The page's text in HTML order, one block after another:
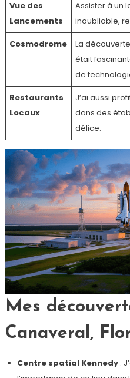
Vue des
Lancements
Assister à un
inoubliable,
Cosmodrome
La
était
de
Restaurants
Locaux
J’ai aussi
dans des
délice.
Mes
Canaveral,
Centre spatial Kennedy: